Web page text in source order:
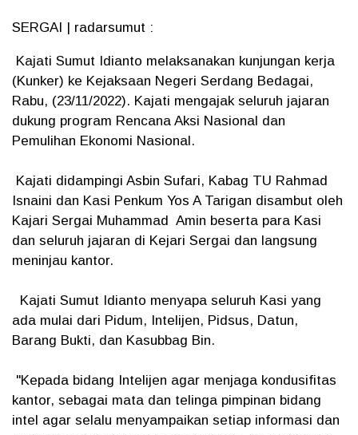
SERGAI | radarsumut :
Kajati Sumut Idianto melaksanakan kunjungan kerja
(Kunker) ke Kejaksaan Negeri Serdang Bedagai,
Rabu, (23/11/2022). Kajati mengajak seluruh jajaran
dukung program Rencana Aksi Nasional dan
Pemulihan Ekonomi Nasional.
Kajati didampingi Asbin Sufari, Kabag TU Rahmad
Isnaini dan Kasi Penkum Yos A Tarigan disambut oleh
Kajari Sergai Muhammad Amin beserta para Kasi
dan seluruh jajaran di Kejari Sergai dan langsung
meninjau kantor.
Kajati Sumut Idianto menyapa seluruh Kasi yang
ada mulai dari Pidum, Intelijen, Pidsus, Datun,
Barang Bukti, dan Kasubbag Bin.
"Kepada bidang Intelijen agar menjaga kondusifitas
kantor, sebagai mata dan telinga pimpinan bidang
intel agar selalu menyampaikan setiap informasi dan